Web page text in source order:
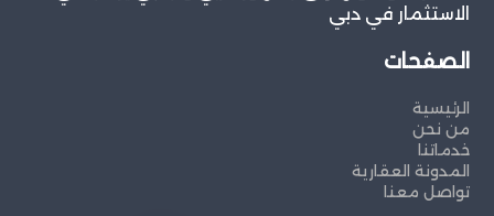
الاستثمار في دبي
الصفحات
الرئيسية
من نحن
خدماتنا
المدونة العقارية
تواصل معنا